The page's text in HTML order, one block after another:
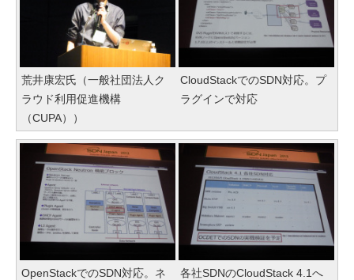
荒井康宏氏（一般社団法人ク
ラウド利用促進機構
（CUPA））
CloudStackでのSDN対応。プ
ラグインで対応
OpenStackでのSDN対応。ネ
各社SDNのCloudStack 4.1へ